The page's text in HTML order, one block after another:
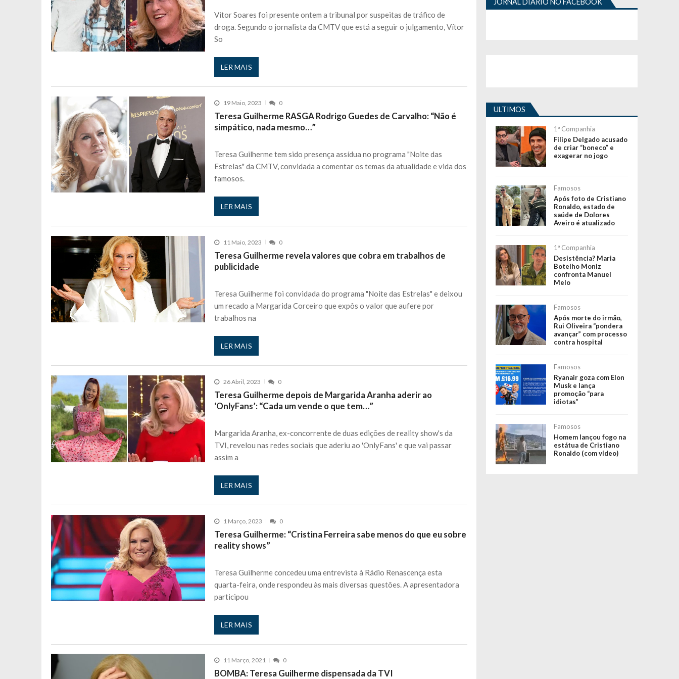
Maria Botelho Moniz coloca ‘pontos nos is’: “Ficou chateado comigo?”
Sara Santos fica em “pânico” durante exercício 27 JANEIRO, 2026
Filipe Delgado volta a imitar o instrutor e é apanhado
Gonçalo Quinaz CRITICA “dança” de Cláudio Ramos: “É um atentado…”
Catarina Miranda revela “cachet” após entrevista polémica a Flávio Furtado...
PSP já tomou medidas em relação ao homem que pegou fogo à estátua de Cristiano R... 25 JANEIRO, 2026
Inês e Dylan divertem fãs com vídeo hilariante 24 JANEIRO, 2026
Diogo ARRASA Ariana: “Tu sabias que eu tinha namorada!” 24 MARÇO, 2026
Nem vai acreditar na atual profissão do instrutor Paulo Andrade da 1ª Companhia!...
Francisco Monteiro GASTAVA cerca de 400 euros POR DIA enquanto comentador na TVI
Vitor Soares foi presente ontem a tribunal por suspeitas de tráfico de
droga. Segundo o jornalista da CMTV que está a seguir o julgamento, Vítor
So
LER MAIS
19 Maio, 2023 0
Teresa Guilherme RASGA Rodrigo Guedes de Carvalho: “Não é
simpático, nada mesmo…”
Teresa Guilherme tem sido presença assídua no programa "Noite das
Estrelas" da CMTV, convidada a comentar os temas da atualidade e vida dos
famosos.
LER MAIS
11 Maio, 2023 0
Teresa Guilherme revela valores que cobra em trabalhos de
publicidade
Teresa Guilherme foi convidada do programa "Noite das Estrelas" e deixou
um recado a Margarida Corceiro que expôs o valor que aufere por
trabalhos na
LER MAIS
26 Abril, 2023 0
Teresa Guilherme depois de Margarida Aranha aderir ao
‘OnlyFans’: “Cada um vende o que tem…”
Margarida Aranha, ex-concorrente de duas edições de reality show's da
TVI, revelou nas redes sociais que aderiu ao 'OnlyFans' e que vai passar
assim a
LER MAIS
1 Março, 2023 0
Teresa Guilherme: “Cristina Ferreira sabe menos do que eu sobre
reality shows”
Teresa Guilherme concedeu uma entrevista à Rádio Renascença esta
quarta-feira, onde respondeu às mais diversas questões. A apresentadora
participou
LER MAIS
11 Março, 2021 0
BOMBA: Teresa Guilherme dispensada da TVI
JORNAL DIÁRIO NO FACEBOOK
ULTIMOS
1ª Companhia
Filipe Delgado acusado
de criar “boneco” e
exagerar no jogo
Famosos
Após foto de Cristiano
Ronaldo, estado de
saúde de Dolores
Aveiro é atualizado
1ª Companhia
Desistência? Maria
Botelho Moniz
confronta Manuel
Melo
Famosos
Após morte do irmão,
Rui Oliveira “pondera
avançar” com processo
contra hospital
Famosos
Ryanair goza com Elon
Musk e lança
promoção “para
idiotas”
Famosos
Homem lançou fogo na
estátua de Cristiano
Ronaldo (com vídeo)